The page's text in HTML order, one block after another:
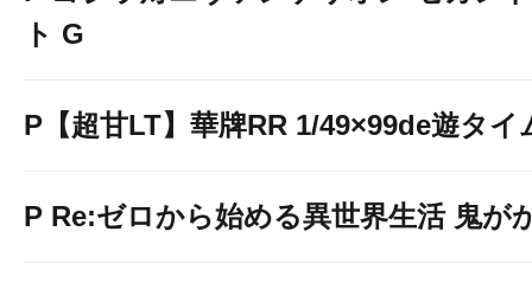
ト G
P【超甘LT】華牌RR 1/49×99de遊タイ
P Re:ゼロから始める異世界生活 鬼が